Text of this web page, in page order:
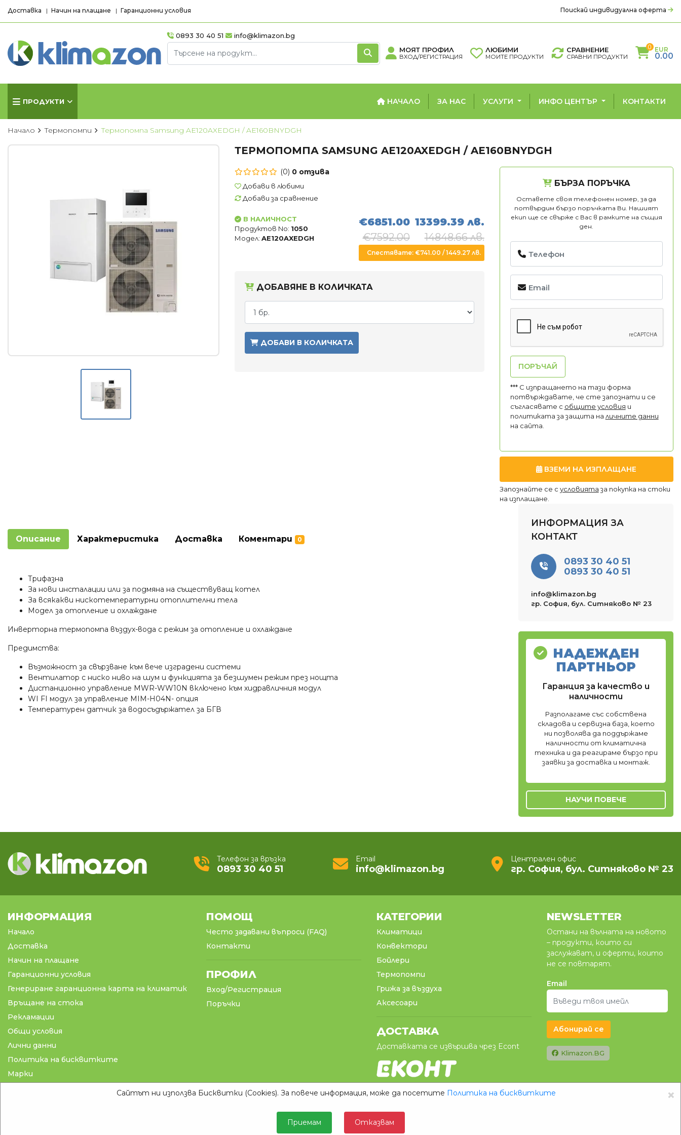
Доставка Начин на плащане Гаранционни условия Поискай индивидуална оферта
0893 30 40 51
info@klimazon.bg
МОЯТ ПРОФИЛ
ВХОД/РЕГИСТРАЦИЯ
ЛЮБИМИ
МОИТЕ ПРОДУКТИ
СРАВНЕНИЕ
СРАВНИ ПРОДУКТИ
0 EUR
0.00
ПРОДУКТИ
Инверторни климатици
Подови климатици
Колонни климатици
Мултисплит системи
Канални климатици
Касетъчни климатици
Стенни конвектори
Лъчисти конвектори
Стъклени конвектори
Вертикални бойлери
Хоризонтални бойлери
Влагоуловители
НАЧАЛО ЗА НАС УСЛУГИ ИНФО ЦЕНТЪР КОНТАКТИ
Начало Термопомпи Термопомпа Samsung AE120AXEDGH / AE160BNYDGH
ТЕРМОПОМПА SAMSUNG AE120AXEDGH / AE160BNYDGH
(0) 0 отзива
Добави в любими
Добави за сравнение
В НАЛИЧНОСТ
Продуктов No: 1050
Модел: AE120AXEDGH
€6851.00
€7592.00
13399.39 лв.
14848.66 лв.
Спестявате: €741.00 / 1449.27 лв.
ДОБАВЯНЕ В КОЛИЧКАТА
ДОБАВИ В КОЛИЧКАТА
БЪРЗА ПОРЪЧКА
Оставете своя телефонен номер, за да
потвърдим бързо поръчката Ви. Нашият
екип ще се свърже с Вас в рамките на същия
ден.
ПОРЪЧАЙ
*** С изпращането на тази форма
потвърждавате, че сте запознати и се
съгласявате с общите условия и
политиката за защита на личните данни
на сайта.
ВЗЕМИ НА ИЗПЛАЩАНЕ
Запознайте се с условията за покупка на стоки
на изплащане.
Описание Характеристика Доставка Коментари 0
Трифазна
За нови инсталации или за подмяна на съществуващ котел
За всякакви нискотемпературни отоплителни тела
Модел за отопление и охлаждане
Инверторна термопомпа въздух-вода с режим за отопление и охлаждане
Предимства:
Възможност за свързване към вече изградени системи
Вентилатор с ниско ниво на шум и функцията за безшумен режим през нощта
Дистанционно управление MWR-WW10N включено към хидравличния модул
WI FI модул за управление MIM-H04N- опция
Температурен датчик за водосъдържател за БГВ
ИНФОРМАЦИЯ ЗА
КОНТАКТ
0893 30 40 51
0893 30 40 51
info@klimazon.bg
гр. София, бул. Ситняково № 23
НАДЕЖДЕН
ПАРТНЬОР
Гаранция за качество и
наличности
Разполагаме със собствена
складова и сервизна база, което
ни позволява да поддържаме
наличности от климатична
техника и да реагираме бързо при
заявки за доставка и монтаж.
НАУЧИ ПОВЕЧЕ
×
Сайтът ни използва Бисквитки (Cookies). За повече информация, може да посетите Политика на бисквитките
Приемам Отказвам
Телефон за връзка
0893 30 40 51
Email
info@klimazon.bg
Централен офис
гр. София, бул. Ситняково № 23
ИНФОРМАЦИЯ
Начало
Доставка
Начин на плащане
Гаранционни условия
Генериране гаранционна карта на климатик
Връщане на стока
Рекламации
Общи условия
Лични данни
Политика на бисквитките
Марки
ПОМОЩ
Често задавани въпроси (FAQ)
Контакти
ПРОФИЛ
Вход/Регистрация
Поръчки
КАТЕГОРИИ
Климатици
Конвектори
Бойлери
Термопомпи
Грижа за въздуха
Аксесоари
ДОСТАВКА
Доставката се извършва чрез Econt
NEWSLETTER
Остани на вълната на новото
– продукти, които си
заслужават, и оферти, които
не се повтарят.
Email
Абонирай се
Klimazon.BG